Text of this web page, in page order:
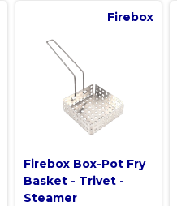
Firebox
Firebox Box-Pot Fry
Basket - Trivet -
Steamer